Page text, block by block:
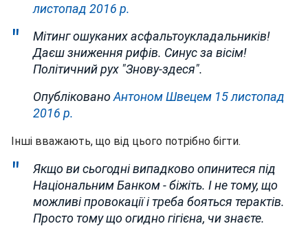
листопад 2016 р.
Мітинг ошуканих асфальтоукладальників!
Даєш зниження рифів. Синус за вісім!
Політичний рух "Знову-здеся".
ОпублікованоАнтоном Швецем 15 листопад
2016 р.
Інші вважають, що від цього потрібно бігти.
Якщо ви сьогодні випадково опинитеся під
Національним Банком - біжіть. І не тому, що
можливі провокації і треба бояться терактів.
Просто тому що огидно гігієна, чи знаєте.